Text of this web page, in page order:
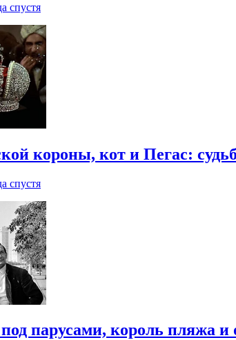
спустя
короны, кот и Пегас:
спустя
парусами, король пляжа